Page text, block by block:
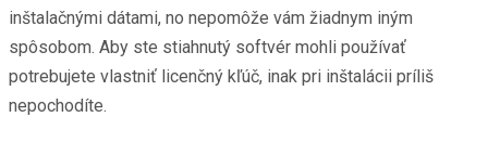
inštalačnými dátami, no nepomôže vám žiadnym iným
spôsobom. Aby ste stiahnutý softvér mohli používať
potrebujete vlastniť licenčný kľúč, inak pri inštalácii príliš
nepochodíte.